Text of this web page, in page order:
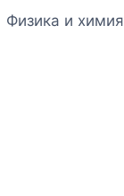
Физика и химия